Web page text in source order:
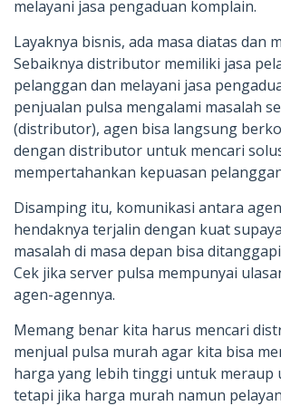
melayani jasa pengaduan komplain.
Layaknya bisnis, ada masa diatas dan
Sebaiknya distributor memiliki jasa
pelanggan dan melayani jasa
penjualan pulsa mengalami masalah
(distributor), agen bisa langsung
dengan distributor untuk mencari
mempertahankan kepuasan
Disamping itu, komunikasi antara
hendaknya terjalin dengan kuat
masalah di masa depan bisa
Cek jika server pulsa mempunyai
agen-agennya.
Memang benar kita harus mencari
menjual pulsa murah agar kita bisa
harga yang lebih tinggi untuk meraup
tetapi jika harga murah namun